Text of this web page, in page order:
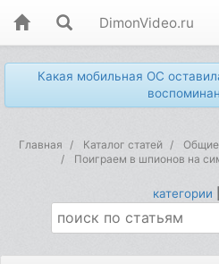
DimonVideo.ru
Какая мобильная ОС
Главная Каталог статей
Поиграем в шпионов на
категории